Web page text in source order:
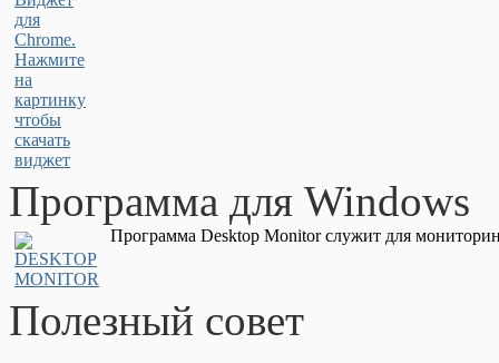
Программа для Windows
Программа Desktop Monitor служит для
Полезный совет